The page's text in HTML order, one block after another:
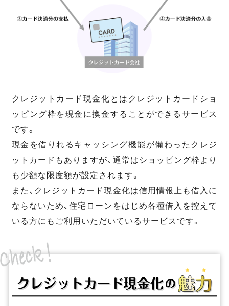
クレジットカード現金化とはクレジットカードショ
ッピング枠を現金に換金することができるサービス
です。
現金を借りれるキャッシング機能が備わったクレジ
ットカードもありますが、通常はショッピング枠より
も少額な限度額が設定されます。
また、クレジットカード現金化は信用情報上も借入に
ならないため、住宅ローンをはじめ各種借入を控えて
いる方にもご利用いただいているサービスです。